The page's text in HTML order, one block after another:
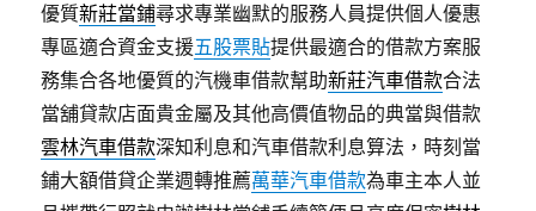
優質新莊當鋪尋求專業幽默的服務人員提供個人優惠
專區適合資金支援五股票貼提供最適合的借款方案服
務集合各地優質的汽機車借款幫助新莊汽車借款合法
當舖貸款店面貴金屬及其他高價值物品的典當與借款
雲林汽車借款深知利息和汽車借款利息算法，時刻當
鋪大額借貸企業週轉推薦萬華汽車借款為車主本人並